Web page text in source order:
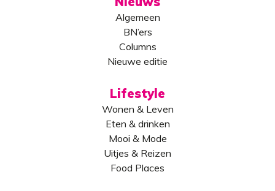
Algemeen
BN’ers
Columns
Nieuwe editie
Lifestyle
Wonen & Leven
Eten & drinken
Mooi & Mode
Uitjes & Reizen
Food Places